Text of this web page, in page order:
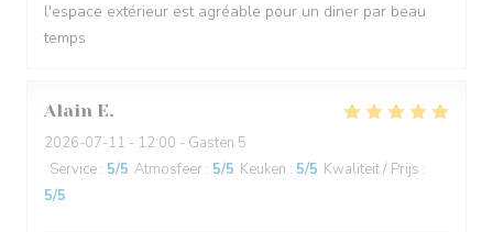
l'espace extérieur est agréable pour un diner par beau
temps
Alain E
2026-07-11 - 12:00 - Gasten 5
Service : 5/5 Atmosfeer : 5/5 Keuken : 5/5 Kwaliteit / Prijs :
5/5